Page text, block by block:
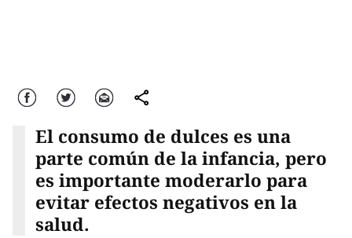
Facebook Twitter Correo comparte
El consumo de dulces es una
parte común de la infancia, pero
es importante moderarlo para
evitar efectos negativos en la
salud.